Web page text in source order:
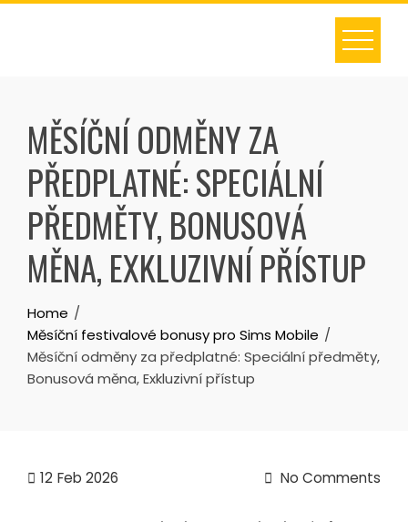
Skip
MĚSÍČNÍ ODMĚNY ZA
PŘEDPLATNÉ: SPECIÁLNÍ
PŘEDMĚTY, BONUSOVÁ
MĚNA, EXKLUZIVNÍ PŘÍSTUP
Home
Měsíční festivalové bonusy pro Sims Mobile
Měsíční odměny za předplatné: Speciální předměty,
Bonusová měna, Exkluzivní přístup
12 Feb 2026 No Comments